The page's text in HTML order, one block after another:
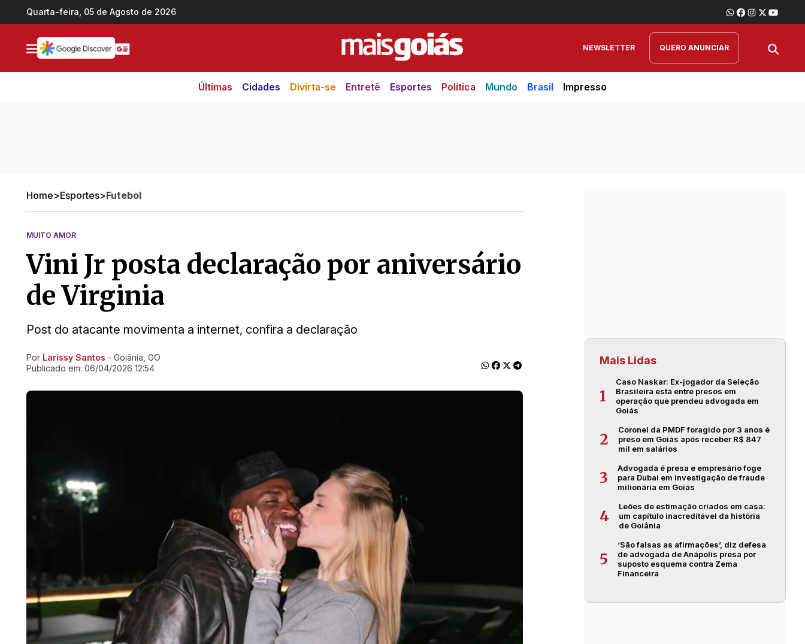
Ir direto pro conteúdo
Quarta-feira, 05 de Agosto de 2026
NEWSLETTER QUERO ANUNCIAR
Últimas Cidades Divirta-se Entretê Esportes Política Mundo Brasil Impresso
Home>Esportes>Futebol
MUITO AMOR
Vini Jr posta declaração por aniversário
de Virginia
Post do atacante movimenta a internet, confira a declaração
Ir direto pra matéria
Por Larissy Santos - Goiânia, GO
Publicado em: 06/04/2026 12:54
Mais Lidas
1
Caso Naskar: Ex-jogador da Seleção
Brasileira está entre presos em
operação que prendeu advogada em
Goiás
2
Coronel da PMDF foragido por 3 anos é
preso em Goiás após receber R$ 847
mil em salários
3
Advogada é presa e empresário foge
para Dubai em investigação de fraude
milionária em Goiás
4
Leões de estimação criados em casa:
um capítulo inacreditável da história
de Goiânia
5
‘São falsas as afirmações’, diz defesa
de advogada de Anápolis presa por
suposto esquema contra Zema
Financeira